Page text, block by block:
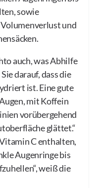
sowie
und
auch, was Abhilfe
darauf, dass die
ist. Eine gute
mit Koffein
vorübergehend
glättet.“
C enthalten,
Augenringe bis
weiß die